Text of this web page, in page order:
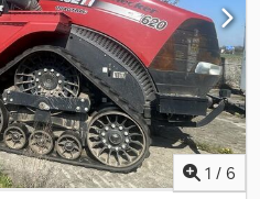
1 / 6